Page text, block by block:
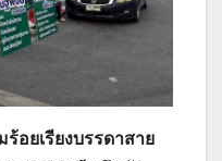
อยเรียงบรรดาสาย